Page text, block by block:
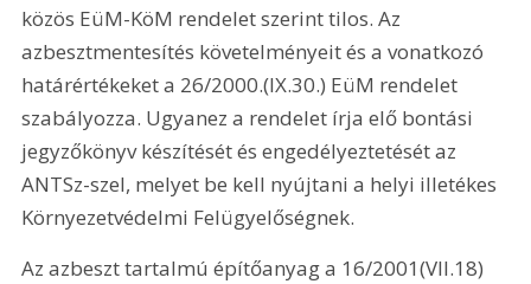
közös EüM-KöM rendelet szerint tilos. Az
azbesztmentesítés követelményeit és a vonatkozó
határértékeket a 26/2000.(IX.30.) EüM rendelet
szabályozza. Ugyanez a rendelet írja elő bontási
jegyzőkönyv készítését és engedélyeztetését az
ANTSz-szel, melyet be kell nyújtani a helyi illetékes
Környezetvédelmi Felügyelőségnek.
Az azbeszt tartalmú építőanyag a 16/2001(VII.18)